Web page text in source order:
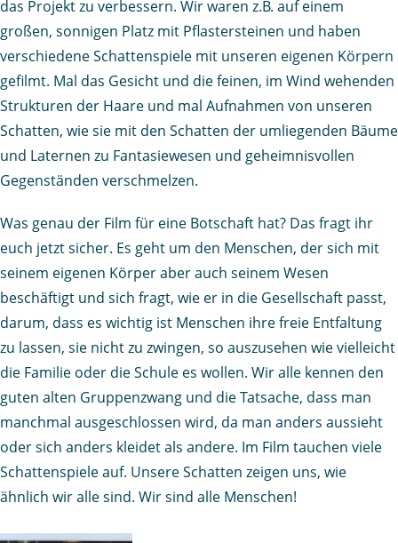
das Projekt zu verbessern. Wir waren z.B. auf einem
großen, sonnigen Platz mit Pflastersteinen und haben
verschiedene Schattenspiele mit unseren eigenen Körpern
gefilmt. Mal das Gesicht und die feinen, im Wind wehenden
Strukturen der Haare und mal Aufnahmen von unseren
Schatten, wie sie mit den Schatten der umliegenden Bäume
und Laternen zu Fantasiewesen und geheimnisvollen
Gegenständen verschmelzen.
Was genau der Film für eine Botschaft hat? Das fragt ihr
euch jetzt sicher. Es geht um den Menschen, der sich mit
seinem eigenen Körper aber auch seinem Wesen
beschäftigt und sich fragt, wie er in die Gesellschaft passt,
darum, dass es wichtig ist Menschen ihre freie Entfaltung
zu lassen, sie nicht zu zwingen, so auszusehen wie vielleicht
die Familie oder die Schule es wollen. Wir alle kennen den
guten alten Gruppenzwang und die Tatsache, dass man
manchmal ausgeschlossen wird, da man anders aussieht
oder sich anders kleidet als andere. Im Film tauchen viele
Schattenspiele auf. Unsere Schatten zeigen uns, wie
ähnlich wir alle sind. Wir sind alle Menschen!